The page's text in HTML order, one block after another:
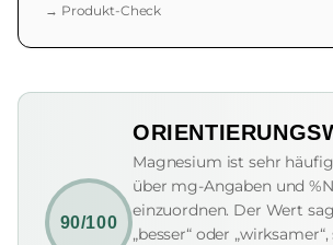
→ Produkt-Check
90/100
Magnesium ist sehr
über mg-Angaben und
einzuordnen. Der Wert
„besser“ oder